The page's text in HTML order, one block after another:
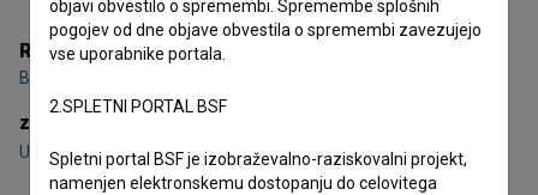
Odpri besedilo
Režija
Boštjan Vrhovec
zasedba
Uroš Fürst, Iva Krajnc Bagola,Milena Zupančič
objavi obvestilo o spremembi. Spremembe splošnih
pogojev od dne objave obvestila o spremembi zavezujejo
vse uporabnike portala.
2.SPLETNI PORTAL BSF
Spletni portal BSF je izobraževalno-raziskovalni projekt,
namenjen elektronskemu dostopanju do celovitega